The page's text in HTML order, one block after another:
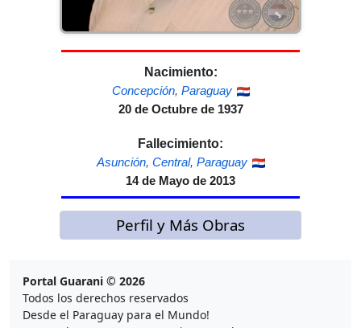
Nacimiento:
Concepción, Paraguay
20 de Octubre de 1937
Fallecimiento:
Asunción, Central, Paraguay
14 de Mayo de 2013
Perfil y Más Obras
Portal Guarani © 2026
Todos los derechos reservados
Desde el Paraguay para el Mundo!